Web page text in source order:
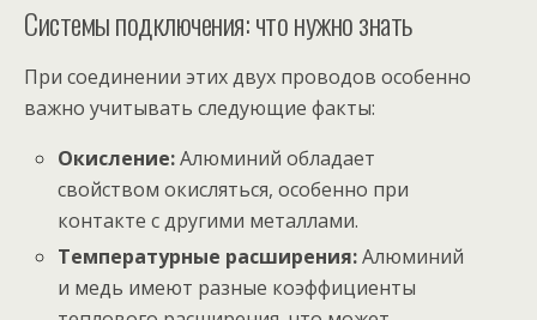
Системы подключения: что нужно знать
При соединении этих двух проводов особенно
важно учитывать следующие факты:
Окисление:Алюминий обладает
свойством окисляться, особенно при
контакте с другими металлами.
Температурные расширения:Алюминий
и медь имеют разные коэффициенты